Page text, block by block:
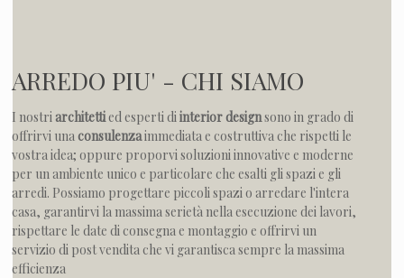
ARREDO PIU' - CHI SIAMO
I nostriarchitettied esperti diinterior designsono in grado di
offrirvi unaconsulenzaimmediata e costruttiva che rispetti le
vostra idea; oppure proporvi soluzioni innovative e moderne
per un ambiente unico e particolare che esalti gli spazi e gli
arredi. Possiamo progettare piccoli spazi o arredare l'intera
casa, garantirvi la massima serietà nella esecuzione dei lavori,
rispettare le date di consegna e montaggio e offrirvi un
servizio di post vendita che vi garantisca sempre la massima
efficienza